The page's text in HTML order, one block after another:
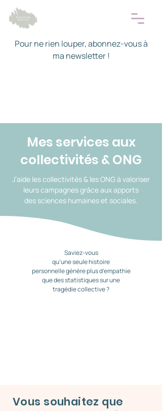
Pour ne rien louper, abonnez-vous à
ma newsletter !
Mes services aux
collectivités & ONG
J’aide les collectivités & les ONG à valoriser
leurs campagnes grâce aux apports
des sciences humaines et sociales.
Saviez-vous
qu’une seule histoire
personnelle génère plus d’empathie
que des statistiques sur une
tragédie collective ?
Vous souhaitez que